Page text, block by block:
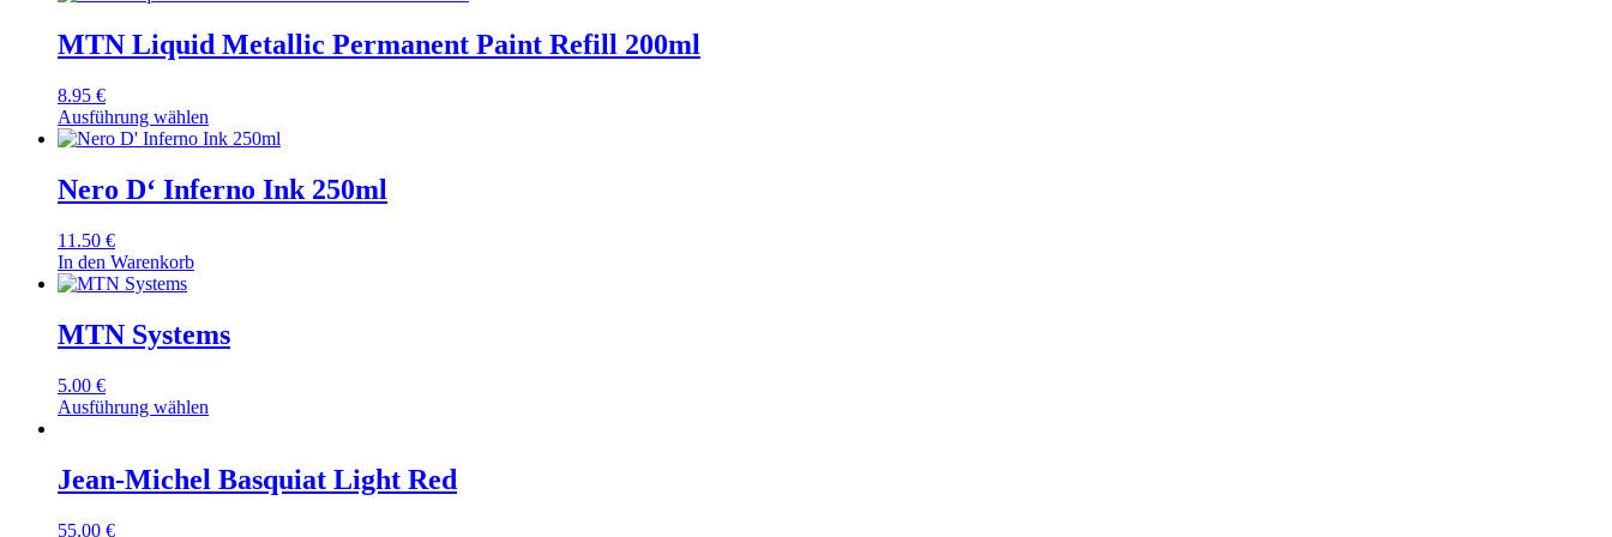
MTN Liquid Metallic Permanent Paint Refill 200ml
8.95 €
Ausführung wählen
Nero D‘ Inferno Ink 250ml
11.50 €
In den Warenkorb
MTN Systems
5.00 €
Ausführung wählen
Jean-Michel Basquiat Light Red
55.00 €